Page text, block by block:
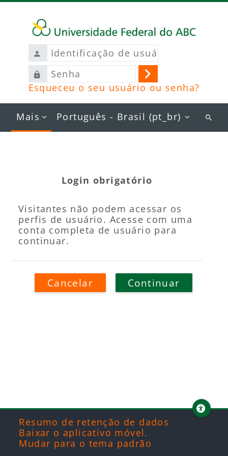
Ir para o conteúdo principal
Identificação
de
usuário
Senha
Acessar
Esqueceu o seu usuário ou senha?
Mais Português - Brasil ‎(pt_br)‎
Login obrigatório
Visitantes não podem acessar os
perfis de usuário. Acesse com uma
conta completa de usuário para
continuar.
Cancelar Continuar
Resumo de retenção de dados
Baixar o aplicativo móvel.
Mudar para o tema padrão